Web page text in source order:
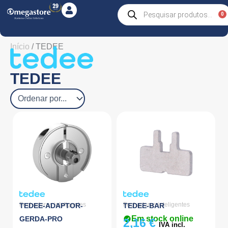
content
Products
search
0
Início / TEDEE
TEDEE
Fechaduras inteligentes
TEDEE-ADAPTOR-
GERDA-PRO
Fechaduras inteligentes
TEDEE-BAR
Em stock online
2,16€ IVA incl.